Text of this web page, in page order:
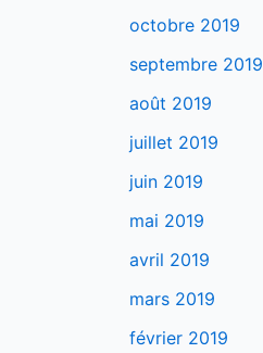
octobre 2019
septembre 2019
août 2019
juillet 2019
juin 2019
mai 2019
avril 2019
mars 2019
février 2019